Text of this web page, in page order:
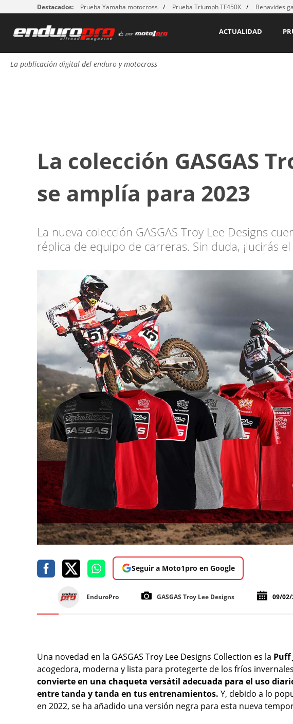
Destacados: Prueba Yamaha motocross Prueba Triumph TF450X Benavides
ACTUALIDAD
La publicación digital del enduro y motocross
La colección GASGAS
se amplía para 2023
La nueva colección GASGAS Troy Lee Designs
réplica de equipo de carreras. Sin duda, ¡lucirás
Seguir a Moto1pro en Google
EnduroPro GASGAS Troy Lee Designs 09/02/
Una novedad en la GASGAS Troy Lee Designs Collection es la Puff
acogedora, moderna y lista para protegerte de los fríos
convierte en una chaqueta versátil adecuada para el uso
entre tanda y tanda en tus entrenamientos. Y, debido a lo
en 2022, se ha añadido una versión negra para esta nueva